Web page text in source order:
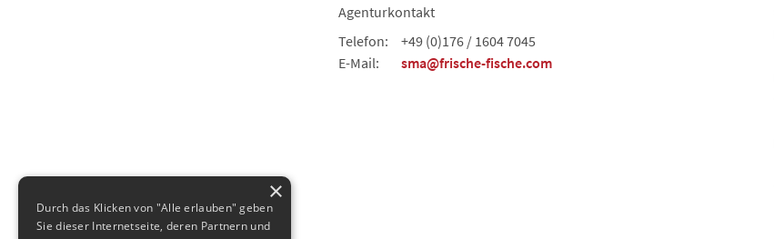
Agenturkontakt
Telefon:
+49 (0)176 / 1604 7045
E-Mail:
sma@frische-fische.com
×
Durch das Klicken von "Alle erlauben" geben
Sie dieser Internetseite, deren Partnern und